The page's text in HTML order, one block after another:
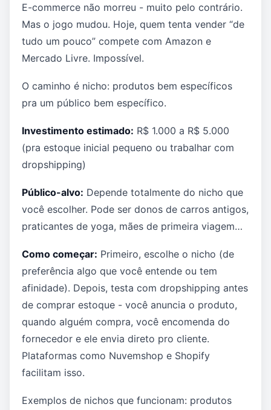
E-commerce não morreu - muito pelo contrário.
Mas o jogo mudou. Hoje, quem tenta vender “de
tudo um pouco” compete com Amazon e
Mercado Livre. Impossível.
O caminho é nicho: produtos bem específicos
pra um público bem específico.
Investimento estimado: R$ 1.000 a R$ 5.000
(pra estoque inicial pequeno ou trabalhar com
dropshipping)
Público-alvo: Depende totalmente do nicho que
você escolher. Pode ser donos de carros antigos,
praticantes de yoga, mães de primeira viagem…
Como começar: Primeiro, escolhe o nicho (de
preferência algo que você entende ou tem
afinidade). Depois, testa com dropshipping antes
de comprar estoque - você anuncia o produto,
quando alguém compra, você encomenda do
fornecedor e ele envia direto pro cliente.
Plataformas como Nuvemshop e Shopify
facilitam isso.
Exemplos de nichos que funcionam: produtos